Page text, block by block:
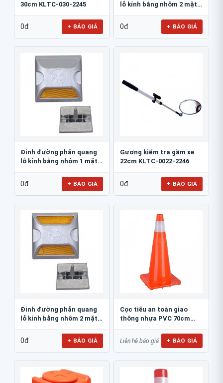
30cm KLTC-030-2245
0đ + BÁO GIÁ
lỗ kính bằng nhôm 2 mặt
0đ + BÁO GIÁ
Đinh đường phản quang
lỗ kính bằng nhôm 1 mặt
0đ + BÁO GIÁ
Gương kiểm tra gầm xe
22cm KLTC-0022-2246
0đ + BÁO GIÁ
Đinh đường phản quang
lỗ kính bằng nhôm 2 mặt
0đ + BÁO GIÁ
Cọc tiêu an toàn giao
thông nhựa PVC 70cm
Liên hệ báo giá + BÁO GIÁ